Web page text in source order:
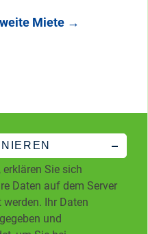
Miete →
Sie sich
Daten auf dem Server
Ihr Daten
und